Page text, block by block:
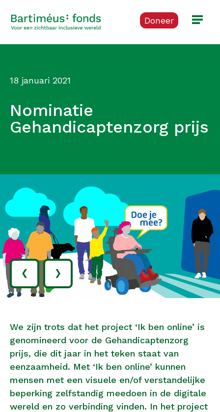
Doneer
Nominatie
Gehandicaptenzorg prijs
18 januari 2021
‹ ›
We zijn trots dat het project ‘Ik ben online’ is
genomineerd voor de Gehandicaptenzorg
prijs, die dit jaar in het teken staat van
eenzaamheid. Met ‘Ik ben online’ kunnen
mensen met een visuele en/of verstandelijke
beperking zelfstandig meedoen in de digitale
wereld en zo verbinding vinden. In het project